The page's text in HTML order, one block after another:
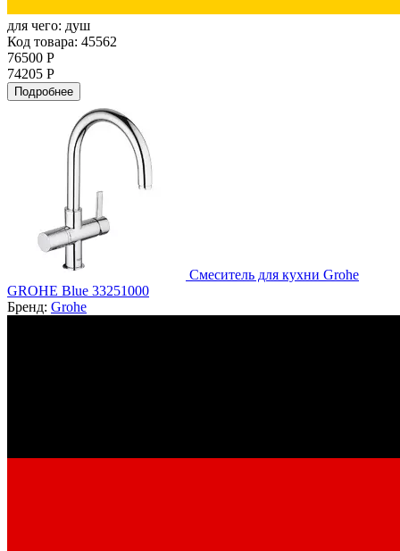
для чего: душ
Код товара: 45562
76500 Р
74205 Р
Подробнее
Смеситель для кухни Grohe
GROHE Blue 33251000
Бренд: Grohe